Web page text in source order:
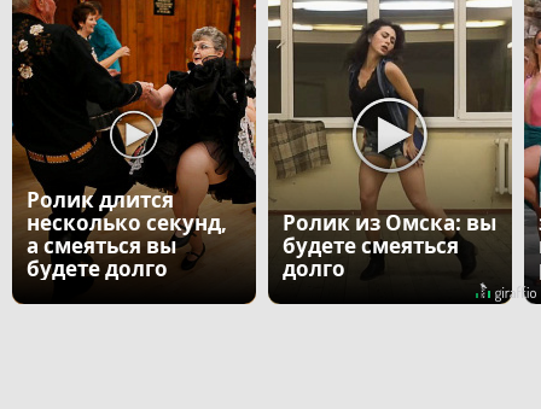
Ролик длится
несколько секунд,
а смеяться вы
будете долго
Ролик из Омска: вы
будете смеяться
долго